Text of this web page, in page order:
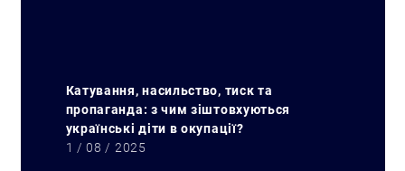
Катування, насильство, тиск та
пропаганда: з чим зіштовхуються
українські діти в окупації?
1 / 08 / 2025